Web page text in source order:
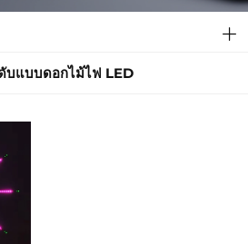
บแบบดอกไม้ไฟ LED